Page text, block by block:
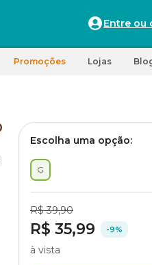
Entre ou
Promoções Lojas
Escolha uma opção:
G
R$ 39,90
R$ 35,99 -9%
à vista